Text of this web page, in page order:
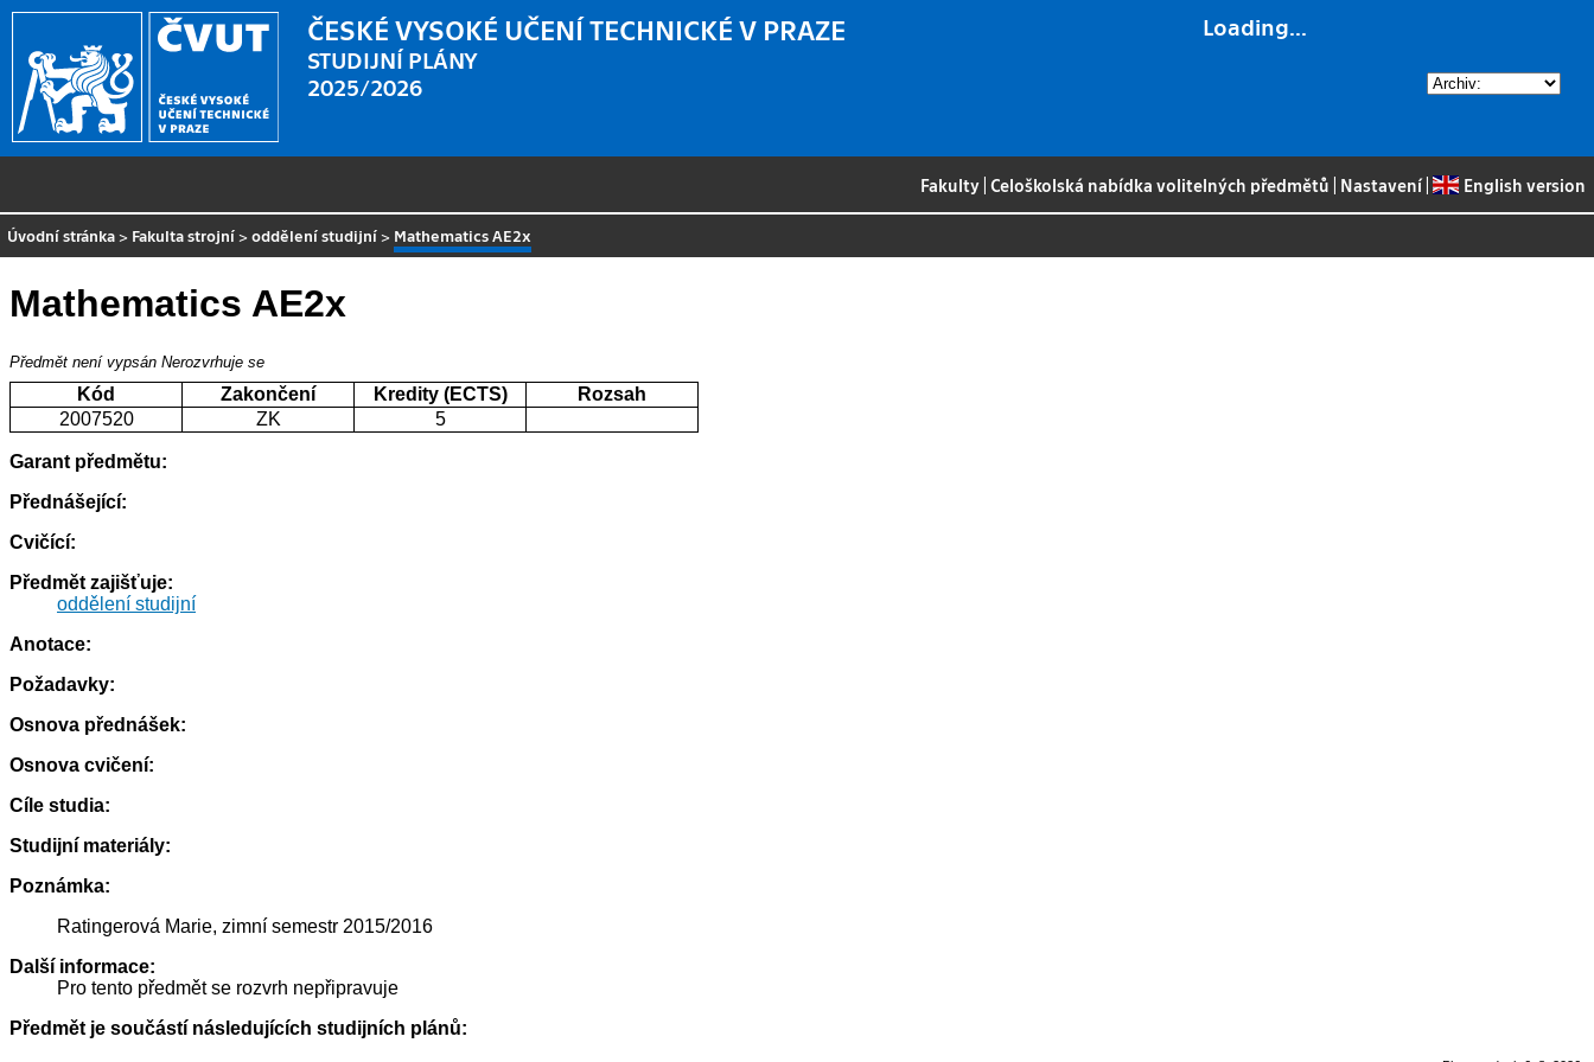
Loading...
ČESKÉ VYSOKÉ UČENÍ TECHNICKÉ V PRAZE
STUDIJNÍ PLÁNY
2025/2026
Fakulty |Celoškolská nabídka volitelných předmětů Nastavení| English version
Úvodní stránka > Fakulta strojní >oddělení studijní > Mathematics AE2x
Mathematics AE2x
Předmět není vypsán Nerozvrhuje se
Kód Zakončení Kredity (ECTS)
Rozsah
2007520
ZK 5
Garant předmětu:
Přednášející:
Cvičící:
Předmět zajišťuje:
oddělení studijní
Anotace:
Požadavky:
Osnova přednášek:
Osnova cvičení:
Cíle studia:
Studijní materiály:
Poznámka:
Ratingerová Marie, zimní semestr 2015/2016
Další informace:
Pro tento předmět se rozvrh nepřipravuje
Předmět je součástí následujících studijních plánů: